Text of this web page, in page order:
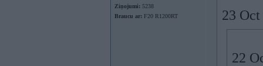
Ziņojumi: 5238
Braucu ar: F20 R1200RT 23
22